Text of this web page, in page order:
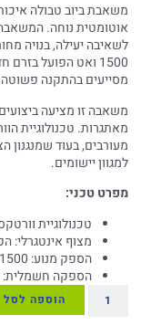
משאבת ביוב טבולה
אוטומטית נוחה.
לשאיבה יעילה, בנויה
1500 ואט הפועל
מסייעים בהתקנה
משאבה זו מציעה
מאתגרות. טכנולוגיית
מעורבים, בעוד שמנגנון
למגוון יישומים.
מפרט טכני:
טכנולוגיית
מצוף אינטגרלי:
הספק מנוע: 1500 ואט
הספקה חשמלית:
הוספה לסל